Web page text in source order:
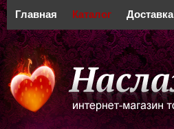
Главная Каталог Доставка